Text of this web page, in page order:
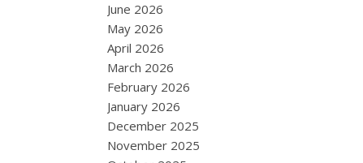
June 2026
May 2026
April 2026
March 2026
February 2026
January 2026
December 2025
November 2025